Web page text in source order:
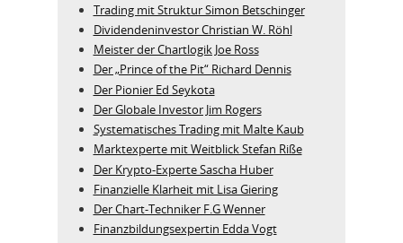
Trading mit Struktur Simon Betschinger
Dividendeninvestor Christian W. Röhl
Meister der Chartlogik Joe Ross
Der „Prince of the Pit“ Richard Dennis
Der Pionier Ed Seykota
Der Globale Investor Jim Rogers
Systematisches Trading mit Malte Kaub
Marktexperte mit Weitblick Stefan Riße
Der Krypto-Experte Sascha Huber
Finanzielle Klarheit mit Lisa Giering
Der Chart-Techniker F.G Wenner
Finanzbildungsexpertin Edda Vogt